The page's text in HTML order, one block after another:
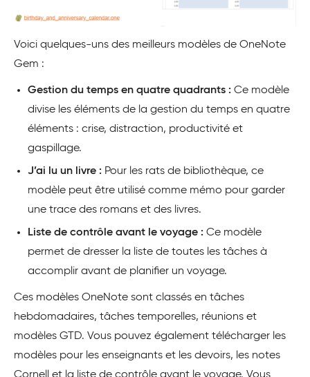
Voici quelques-uns des meilleurs modèles de OneNote
Gem :
Gestion du temps en quatre quadrants : Ce modèle
divise les éléments de la gestion du temps en quatre
éléments : crise, distraction, productivité et
gaspillage.
J’ai lu un livre : Pour les rats de bibliothèque, ce
modèle peut être utilisé comme mémo pour garder
une trace des romans et des livres.
Liste de contrôle avant le voyage : Ce modèle
permet de dresser la liste de toutes les tâches à
accomplir avant de planifier un voyage.
Ces modèles OneNote sont classés en tâches
hebdomadaires, tâches temporelles, réunions et
modèles GTD. Vous pouvez également télécharger les
modèles pour les enseignants et les devoirs, les notes